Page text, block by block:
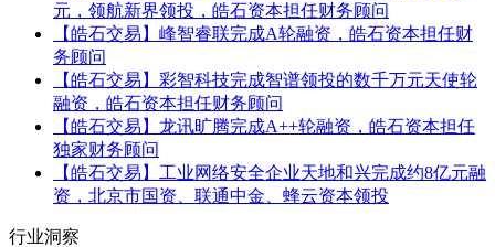
元，领航新界领投，皓石资本担任财务顾问
【皓石交易】峰智睿联完成A轮融资，皓石资本担任财
务顾问
【皓石交易】彩智科技完成智谱领投的数千万元天使轮
融资，皓石资本担任财务顾问
【皓石交易】龙讯旷腾完成A++轮融资，皓石资本担任
独家财务顾问
【皓石交易】工业网络安全企业天地和兴完成约8亿元融
资，北京市国资、联通中金、蜂云资本领投
行业洞察